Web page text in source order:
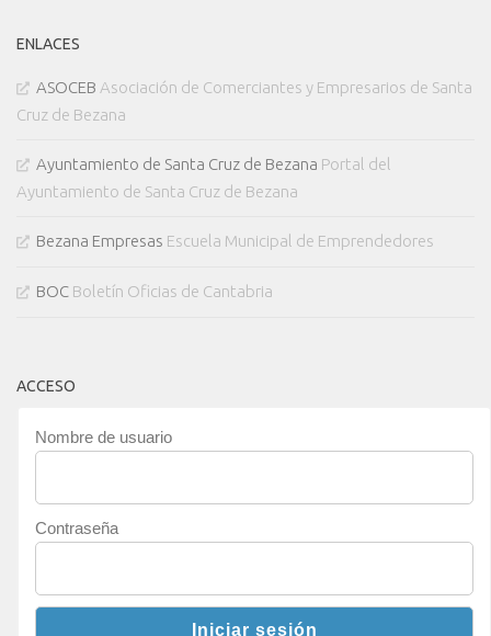
ENLACES
ASOCEB Asociación de Comerciantes y Empresarios de Santa
Cruz de Bezana
Ayuntamiento de Santa Cruz de Bezana Portal del
Ayuntamiento de Santa Cruz de Bezana
Bezana Empresas Escuela Municipal de Emprendedores
BOC Boletín Oficias de Cantabria
ACCESO
Nombre de usuario
Contraseña